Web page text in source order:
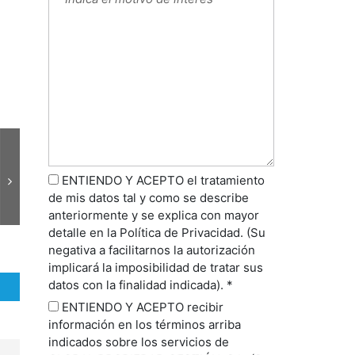
ENTIENDO Y ACEPTO el tratamiento
de mis datos tal y como se describe
anteriormente y se explica con mayor
detalle en la Política de Privacidad. (Su
negativa a facilitarnos la autorización
implicará la imposibilidad de tratar sus
datos con la finalidad indicada). *
ENTIENDO Y ACEPTO recibir
información en los términos arriba
indicados sobre los servicios de